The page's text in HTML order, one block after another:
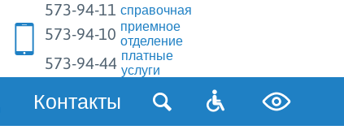
573-94-11 справочная
573-94-10 приемное
отделение
573-94-44 платные
услуги
Контакты